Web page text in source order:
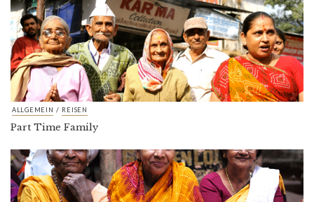
ALLGEMEIN / REISEN
Part Time Family